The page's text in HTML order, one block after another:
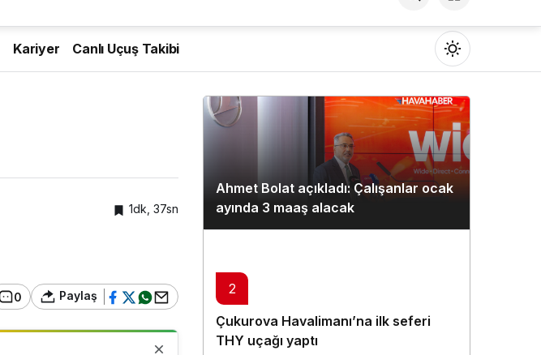
Kariyer Canlı Uçuş Takibi
Mod
değiştir
Gündüz Modu
Gündüz modunu seçin.
Sistem modunu seçin.
1dk, 37sn
0 Paylaş
Ahmet Bolat açıkladı: Çalışanlar ocak
ayında 3 maaş alacak
2
Çukurova Havalimanı’na ilk seferi
THY uçağı yaptı